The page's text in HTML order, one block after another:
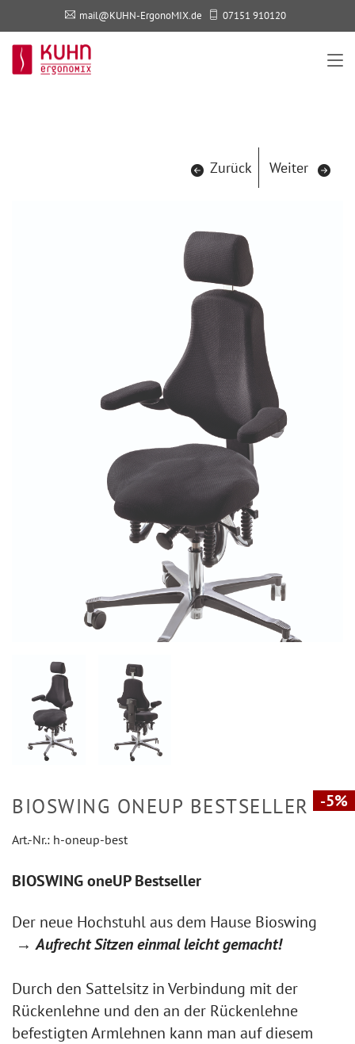
mail@KUHN-ErgonoMIX.de 07151 910120
Zurück Weiter
BIOSWING ONEUP BESTSELLER
Art.-Nr.: h-oneup-best
BIOSWING oneUP Bestseller
Der neue Hochstuhl aus dem Hause Bioswing
→Aufrecht Sitzen einmal leicht gemacht!
Durch den Sattelsitz in Verbindung mit der
Rückenlehne und den an der Rückenlehne
befestigten Armlehnen kann man auf diesem
-5%